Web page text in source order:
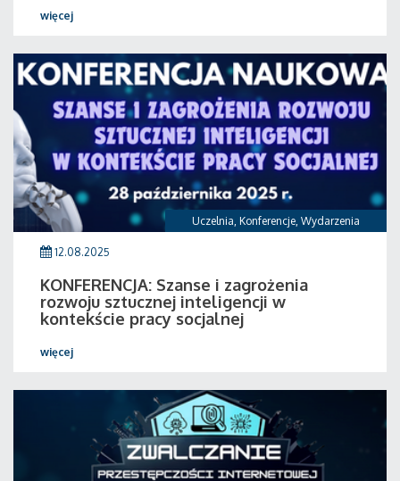
więcej
Uczelnia, Konferencje, Wydarzenia
12.08.2025
KONFERENCJA: Szanse i zagrożenia
rozwoju sztucznej inteligencji w
kontekście pracy socjalnej
więcej